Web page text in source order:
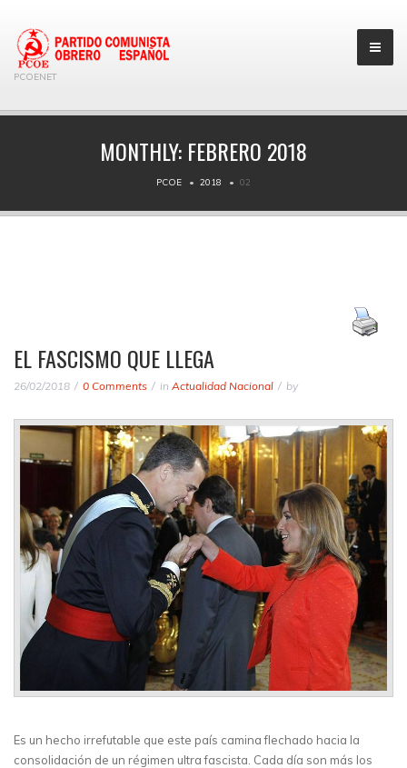
PCOENET
MONTHLY: FEBRERO 2018
PCOE 2018 02
EL FASCISMO QUE LLEGA
26/02/2018 0 Comments in Actualidad Nacional by
Es un hecho irrefutable que este país camina flechado hacia la
consolidación de un régimen ultra fascista. Cada día son más los